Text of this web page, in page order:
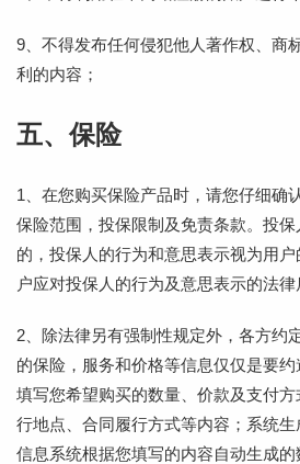
9、不得发布任何侵犯他人著作权、商
利的内容；
五、保险
1、在您购买保险产品时，请您仔细确
保险范围，投保限制及免责条款。投
的，投保人的行为和意思表示视为用
户应对投保人的行为及意思表示的法律
2、除法律另有强制性规定外，各方约
的保险，服务和价格等信息仅仅是要
填写您希望购买的数量、价款及支付
行地点、合同履行方式等内容；系统
信息系统根据您填写的内容自动生成